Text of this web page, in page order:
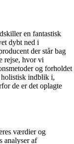
en fantastisk
dybt ned i
der står bag
rejse, hvor vi
og forholdet
indblik i,
de er det oplagte
værdier og
analyser af